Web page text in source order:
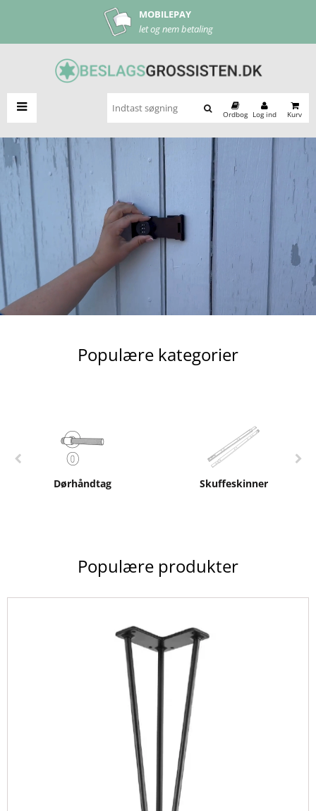
MOBILEPAY
let og nem betaling
Ordbog Log ind Kurv
Populære kategorier
Dørhåndtag Skuffeskinner
Populære produkter